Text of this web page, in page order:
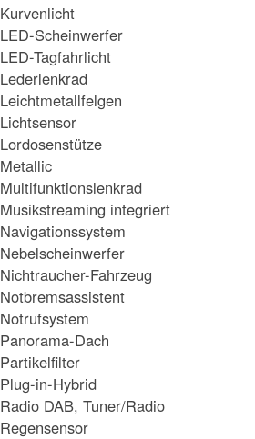
Kurvenlicht
LED-Scheinwerfer
LED-Tagfahrlicht
Lederlenkrad
Leichtmetallfelgen
Lichtsensor
Lordosenstütze
Metallic
Multifunktionslenkrad
Musikstreaming integriert
Navigationssystem
Nebelscheinwerfer
Nichtraucher-Fahrzeug
Notbremsassistent
Notrufsystem
Panorama-Dach
Partikelfilter
Plug-in-Hybrid
Radio DAB, Tuner/Radio
Regensensor